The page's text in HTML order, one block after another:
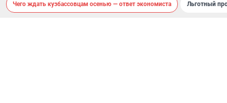
Чего ждать кузбассовцам осенью — ответ экономиста Льготный